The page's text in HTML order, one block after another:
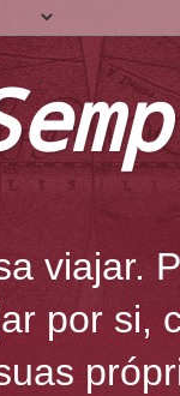
viajar.
por si,